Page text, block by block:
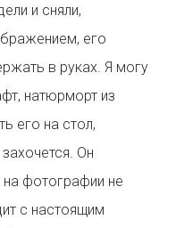
и сняли,
его
в руках. Я могу
натюрморт из
его на стол,
Он
фотографии не
с настоящим